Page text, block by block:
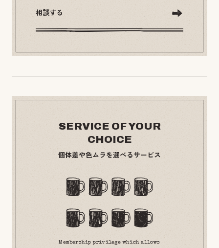
相談する
SERVICE OF YOUR
CHOICE
個体差や色ムラを選べるサービス
Membership privilege which allows